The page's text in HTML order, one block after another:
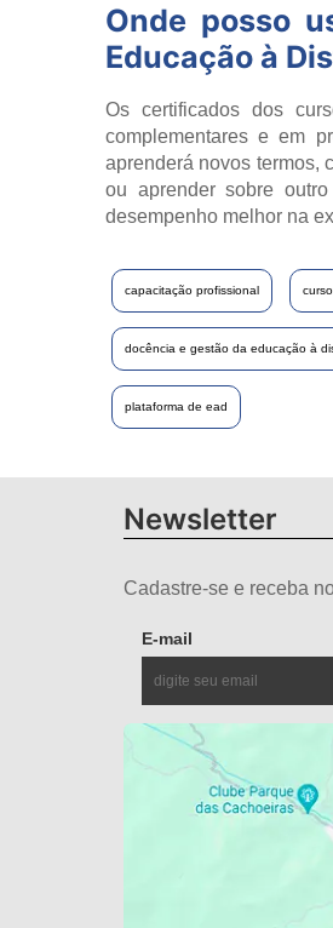
Onde posso
Educação à
Os certificados dos
complementares e em
aprenderá novos termos,
ou aprender sobre
desempenho melhor na
capacitação profissional
docência e gestão da educação à
plataforma de ead
Newsletter
Cadastre-se e receba
E-mail